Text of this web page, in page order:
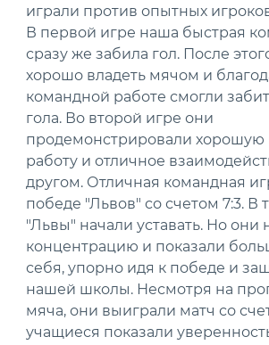
играли против опытных
В первой игре наша быстрая
сразу же забила гол. После
хорошо владеть мячом и
командной работе смогли
гола. Во второй игре они
продемонстрировали
работу и отличное
другом. Отличная командная
победе "Львов" со счетом 7:3. В
"Львы" начали уставать. Но они
концентрацию и показали
себя, упорно идя к победе и
нашей школы. Несмотря на
мяча, они выиграли матч со
учащиеся показали